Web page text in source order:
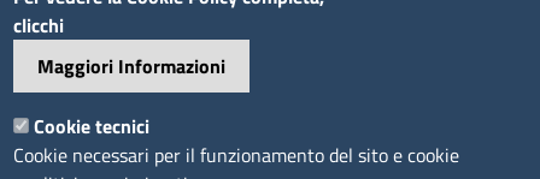
Accesso riservato
Mappa del sito
Footer
Feed RSS
Note legali
clicchi
Maggiori Informazioni
Cookie tecnici
Cookie necessari per il funzionamento del sito e cookie